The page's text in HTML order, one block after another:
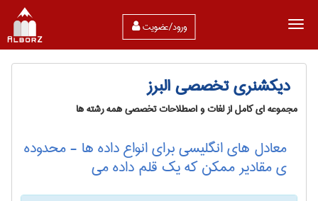
ورود/عضویت
دیکشنری تخصصی البرز
مجموعه ای کامل از لغات و اصطلاحات تخصصی همه رشته ها
معادل های انگلیسی برای انواع داده ها - محدوده
ی مقادیر ممکن که یک قلم داده می